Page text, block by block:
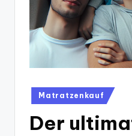
Posted
in
Matratzenkauf
Der